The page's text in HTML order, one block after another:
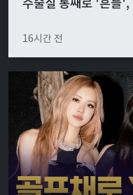
16시간 전